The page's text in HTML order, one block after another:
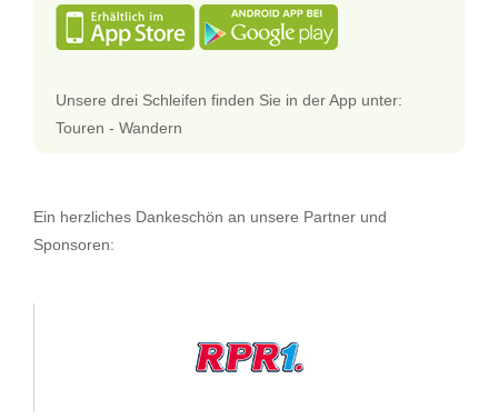
Unsere drei Schleifen finden Sie in der App unter:
Touren - Wandern
Ein herzliches Dankeschön an unsere Partner und
Sponsoren: